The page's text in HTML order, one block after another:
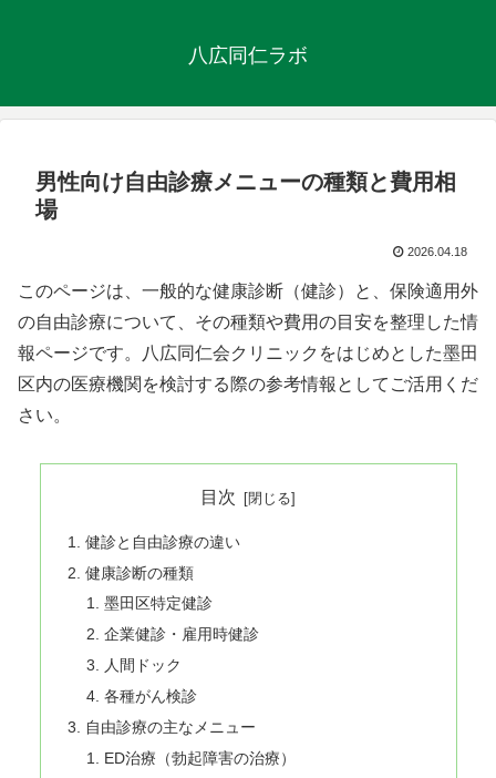
八広同仁ラボ
男性向け自由診療メニューの種類と費用相
場
2026.04.18
このページは、一般的な健康診断（健診）と、保険適用外
の自由診療について、その種類や費用の目安を整理した情
報ページです。八広同仁会クリニックをはじめとした墨田
区内の医療機関を検討する際の参考情報としてご活用くだ
さい。
目次
健診と自由診療の違い
健康診断の種類
墨田区特定健診
企業健診・雇用時健診
人間ドック
各種がん検診
自由診療の主なメニュー
ED治療（勃起障害の治療）